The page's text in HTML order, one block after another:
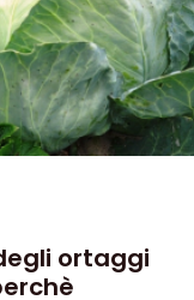
ortaggi